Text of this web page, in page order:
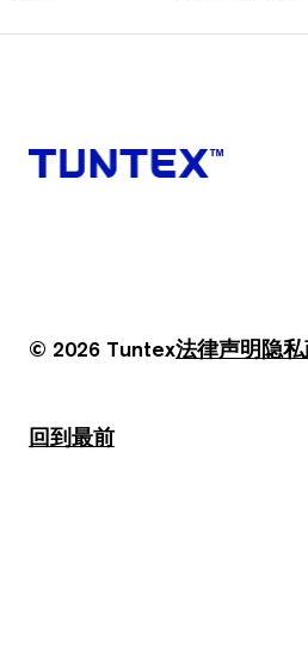
© 2026 Tuntex法律声明 隐
回到最前